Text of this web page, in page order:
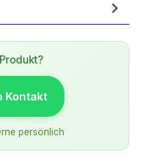
Kontakt
persönlich